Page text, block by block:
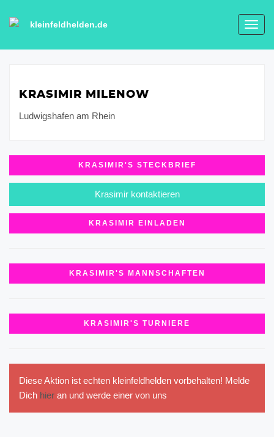
kleinfeldhelden.de
KRASIMIR MILENOW
Ludwigshafen am Rhein
KRASIMIR'S STECKBRIEF
Krasimir kontaktieren
KRASIMIR EINLADEN
KRASIMIR'S MANNSCHAFTEN
KRASIMIR'S TURNIERE
Diese Aktion ist echten kleinfeldhelden vorbehalten! Melde
Dich hier an und werde einer von uns